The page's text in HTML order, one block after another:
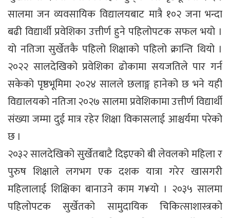
सालमा जन व्यवसायिक विद्यालयबाट मात्रै १०२ जना भन्दा
बढी विद्यार्थी प्रवेशिका उत्तीर्ण हुने पहिलोपटक सफल भयो ।
यो नतिजा सुर्खेतकै पहिलो शिक्षाको पहिलो क्रान्ति थियो ।
२०२२ सालदेखिको प्रवेशिका ढोकामा सयजतिले पार गर्न
सकेको पृष्ठभूमिमा २०२४ सालले छलाङ्ग हानेको छ भने यही
विद्यालयको नतिजा २०२७ सालमा प्रवेशिकामा उत्तीर्ण विद्यार्थी
संख्या जम्मा दुई मात्र रहेर शिक्षा विकासलाई आश्चर्यमा परेको
छ ।
२०३२ सालदेखिको सुर्खेतबाटै दिइएको बी लेवलको महिला र
पुरुष शिक्षाले लगभग एक दशक यात्रा गरेर खासगरी
महिलालाई शिक्षिका बानाउने काम ग¥यो । २०३५ सालमा
पहिलोपटक सुर्खेतको सामुदायिक चिकित्साशास्त्रको